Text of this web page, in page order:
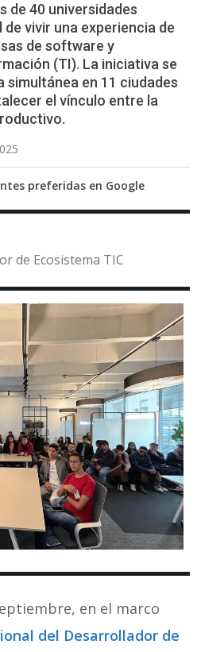
de 40 universidades
vivir una experiencia de
de software y
(TI). La iniciativa se
simultánea en 11 ciudades
el vínculo entre la
preferidas en Google
de Ecosistema TIC
en el marco
del Desarrollador de